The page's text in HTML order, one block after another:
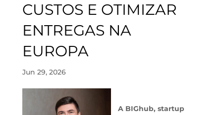
CUSTOS E OTIMIZAR
ENTREGAS NA
EUROPA
Jun 29, 2026
A BIGhub, startup